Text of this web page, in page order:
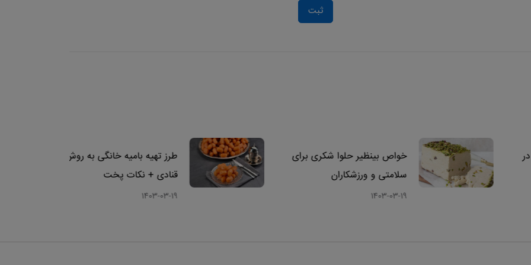
ثبت
خواص بینظیر حلوا شکری برای
سلامتی و ورزشکاران
1403-03-19
طرز تهیه بامیه خانگی به روش
قنادی + نکات پخت
1403-03-19